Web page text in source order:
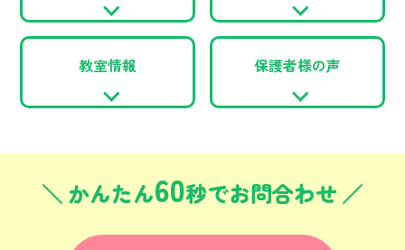
教室情報 保護者様の声
かんたん60秒でお問合わせ